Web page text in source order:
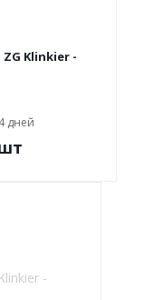
Klinkier -
дней